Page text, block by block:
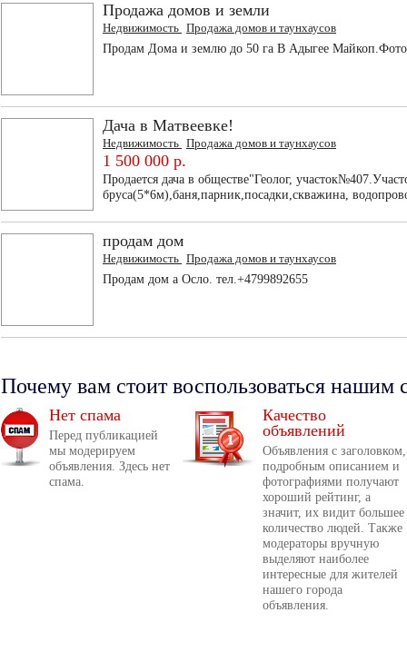
Продажа домов и земли
Недвижимость Продажа домов и таунхаусов
Продам Дома и землю до 50 га В Адыгее
Дача в Матвеевке!
Недвижимость Продажа домов и таунхаусов
1 500 000 р.
Продается дача в обществе"Геолог,
бруса(5*6м),баня,парник,посадки,скважина,
продам дом
Недвижимость Продажа домов и таунхаусов
Продам дом а Осло. тел.+4799892655
Почему вам стоит воспользоваться нашим
Нет спама
Перед публикацией
мы модерируем
объявления. Здесь нет
спама.
Качество
объявлений
Объявления с заголовком,
подробным описанием и
фотографиями получают
хороший рейтинг, а
значит, их видит большее
количество людей. Также
модераторы вручную
выделяют наиболее
интересные для жителей
нашего города
объявления.